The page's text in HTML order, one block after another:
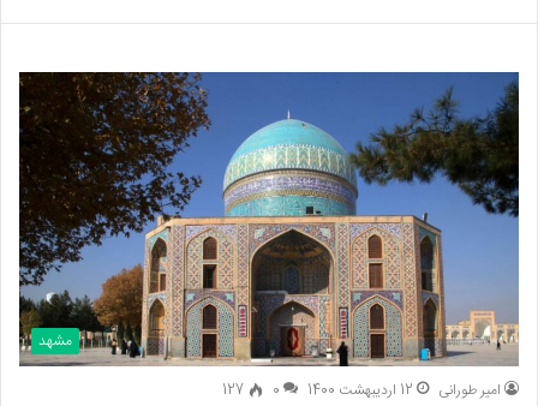
مشهد
امیر طورانی 12 اردیبهشت 1400 0
127